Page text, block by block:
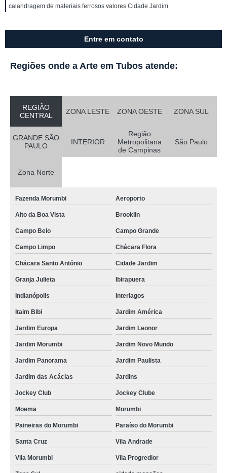
calandragem de materiais ferrosos valores Cidade Jardim
Entre em contato
Regiões onde a Arte em Tubos atende:
REGIÃO
CENTRAL
ZONA LESTE ZONA OESTE ZONA SUL
GRANDE SÃO
PAULO
INTERIOR
Região
Metropolitana
de Campinas
São Paulo
Zona Norte
Fazenda Morumbi Aeroporto
Alto da Boa Vista Brooklin
Campo Belo Campo Grande
Campo Limpo Chácara Flora
Chácara Santo Antônio Cidade Jardim
Granja Julieta Ibirapuera
Indianópolis Interlagos
Itaim Bibi Jardim América
Jardim Europa Jardim Leonor
Jardim Morumbi Jardim Novo Mundo
Jardim Panorama Jardim Paulista
Jardim das Acácias Jardins
Jockey Club Jockey Clube
Moema Morumbi
Paineiras do Morumbi Paraíso do Morumbi
Santa Cruz Vila Andrade
Vila Morumbi Vila Progredior